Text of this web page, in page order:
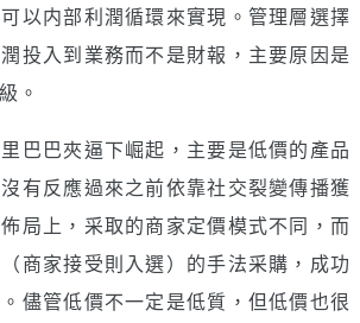
以内部利潤循環來實現。管理層選擇
投入到業務而不是財報，主要原因是
。
巴巴夾逼下崛起，主要是低價的產品
有反應過來之前依靠社交裂變傳播獲
局上，采取的商家定價模式不同，而
商家接受則入選）的手法采購，成功
儘管低價不一定是低質，但低價也很